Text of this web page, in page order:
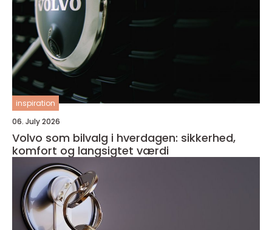
inspiration
06. July 2026
Volvo som bilvalg i hverdagen: sikkerhed,
komfort og langsigtet værdi